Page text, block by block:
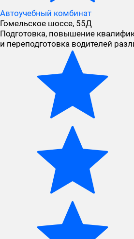
Автоучебный комбинат
Гомельское шоссе, 55Д
Подготовка, повышение
и переподготовка водителей